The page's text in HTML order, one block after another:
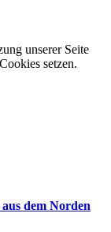
unserer Seite
setzen.
dem Norden